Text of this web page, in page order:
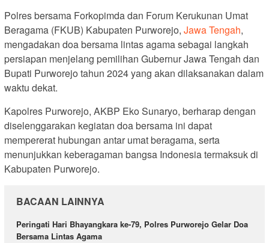
Polres bersama Forkopimda dan Forum Kerukunan Umat
Beragama (FKUB) Kabupaten Purworejo, Jawa Tengah,
mengadakan doa bersama lintas agama sebagai langkah
persiapan menjelang pemilihan Gubernur Jawa Tengah dan
Bupati Purworejo tahun 2024 yang akan dilaksanakan dalam
waktu dekat.
Kapolres Purworejo, AKBP Eko Sunaryo, berharap dengan
diselenggarakan kegiatan doa bersama ini dapat
mempererat hubungan antar umat beragama, serta
menunjukkan keberagaman bangsa Indonesia termaksuk di
Kabupaten Purworejo.
BACAAN LAINNYA
Peringati Hari Bhayangkara ke-79, Polres Purworejo Gelar Doa
Bersama Lintas Agama